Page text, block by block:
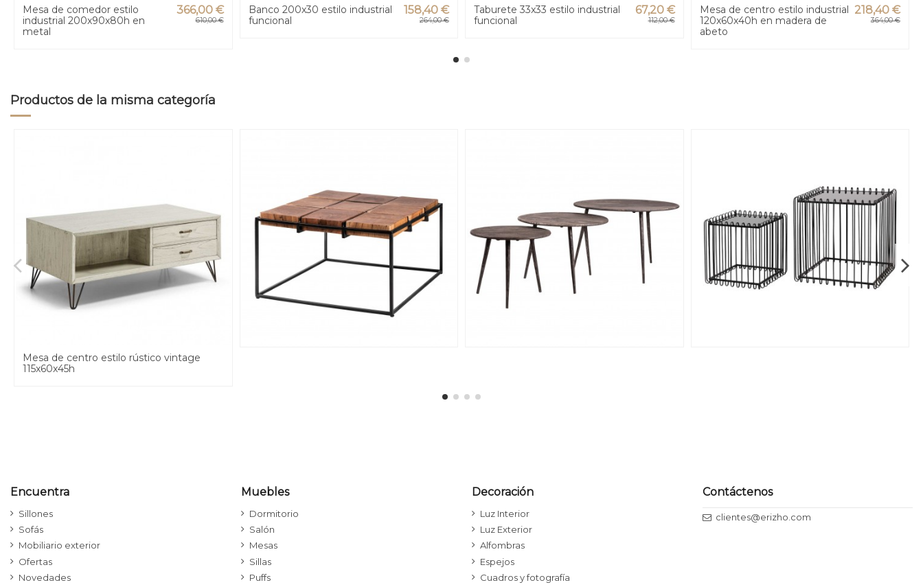
Mesa de comedor estilo
industrial 200x90x80h en
metal
366,00 €
610,00 €
Banco 200x30 estilo industrial
funcional
158,40 €
264,00 €
Taburete 33x33 estilo industrial
funcional
67,20 €
112,00 €
Mesa de centro estilo industrial
120x60x40h en madera de
abeto
218,40 €
364,00 €
Productos de la misma categoría
Mesa de centro estilo rústico vintage
115x60x45h
Encuentra
Sillones
Sofás
Mobiliario exterior
Ofertas
Novedades
Muebles
Dormitorio
Salón
Mesas
Sillas
Puffs
Decoración
Luz Interior
Luz Exterior
Alfombras
Espejos
Cuadros y fotografía
Contáctenos
clientes@erizho.com